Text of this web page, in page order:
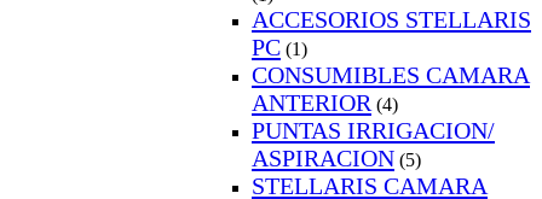
ACCESORIOS STELLARIS
PC (1)
CONSUMIBLES CAMARA
ANTERIOR (4)
PUNTAS IRRIGACION/
ASPIRACION (5)
STELLARIS CAMARA